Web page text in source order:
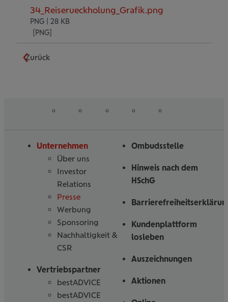
34_Reiserueckholung_Grafik.png
PNG | 28 KB
Zurück
Unternehmen
Über uns
Investor
Relations
Presse
Werbung
Sponsoring
Nachhaltigkeit &
CSR
Vertriebspartner
bestADVICE
bestADVICE
Ombudsstelle
Hinweis nach dem
HSchG
Kundenplattform
losleben
Auszeichnungen
Aktionen
uns